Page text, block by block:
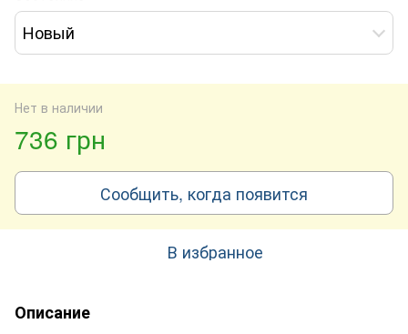
Новый
Нет в наличии
736 грн
Сообщить, когда появится
В избранное
Описание